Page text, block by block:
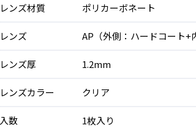
レンズ材質 ポリカーボネート
レンズ AP（外側：ハードコート+
レンズ厚 1.2mm
レンズカラー クリア
入数 1枚入り